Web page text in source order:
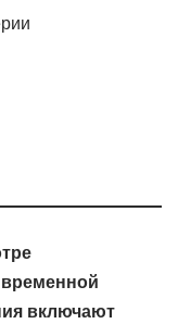
включают